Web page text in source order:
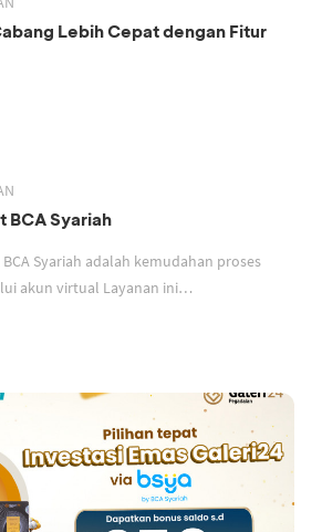
Lebih Cepat dengan Fitur
BCA Syariah
virtual Layanan ini